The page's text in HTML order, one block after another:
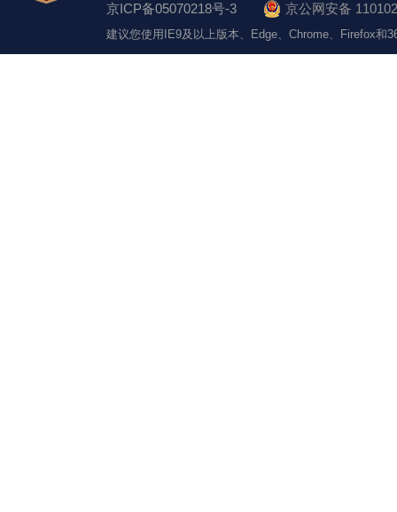
京ICP备05070218号-3
京公网安备
建议您使用IE9及以上版本、Edge、Chrome、Firefox和